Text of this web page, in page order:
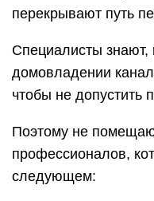
перекрывают путь
Специалисты знают,
домовладении
чтобы не допустить
Поэтому не
профессионалов,
следующем: